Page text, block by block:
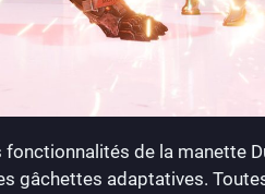
de la manette
gâchettes adaptatives.